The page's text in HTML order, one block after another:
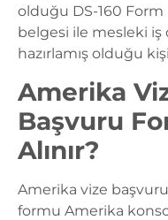
olduğu DS-160 Form
belgesi ile mesleki
hazırlamış olduğu
Amerika
Başvuru
Alınır?
Amerika vize
formu Amerika